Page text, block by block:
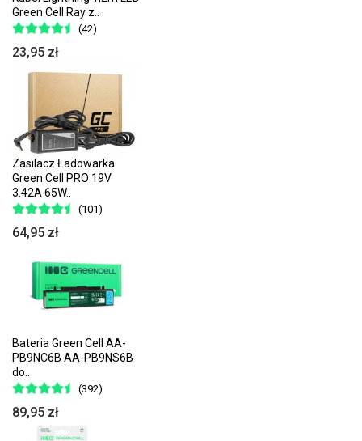
Green Cell Ray z..
(42)
23,95 zł
Zasilacz Ładowarka
Green Cell PRO 19V
3.42A 65W..
(101)
64,95 zł
Bateria Green Cell AA-
PB9NC6B AA-PB9NS6B
do..
(392)
89,95 zł